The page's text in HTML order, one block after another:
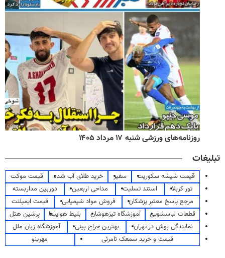
روزنامه‌های ورزشی شنبه ۱۷ مرداد ۱۴۰۵
تبلیغات
قیمت شیشه سکوریت سفیر خرید طلای آب شده
قیمت موکت
تور کربلا
استند تسلیت مداحی اربعین
دوربین مداربسته
مرجع پاسخ معتبر پزشکان
فروش مواد شیمیایی
قیمت ایمپلنت
قطعات لباسشویی
آموزشگاه تیزهوشان بلیط هواپیما
پرشین هتل
نمایندگی بوش در تهران
بهترین جراح بینی
آموزشگاه زبان ملل
قیمت و خرید سمعک نامرئی
مهرینو